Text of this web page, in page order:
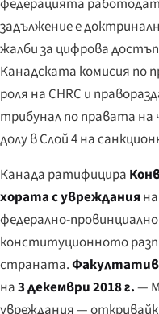
задължение е
жалби за цифрова
Канадската комисия по
роля на CHRC и
трибунал по правата на
долу в Слой 4 на
Канада ратифицира
хората с уврежданияна
федерално-
конституционното
страната.
на3 декември 2018 г.—
увреждания —